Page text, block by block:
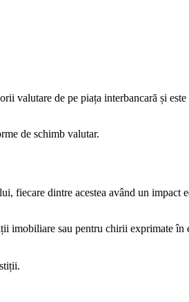
valutare de pe piața interbancară și
de schimb valutar.
fiecare dintre acestea având un impact
imobiliare sau pentru chirii exprimate în